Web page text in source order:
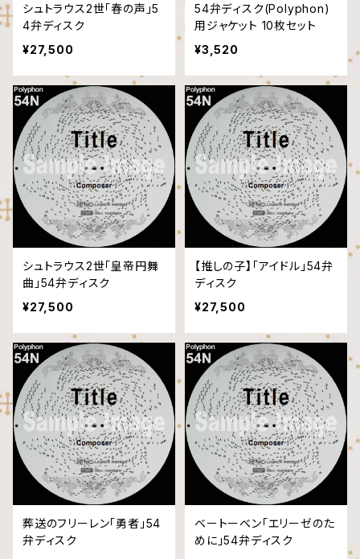
シュトラウス2世「春の声」5
4弁ディスク
¥27,500
54弁ディスク(Polyphon)
用ジャケット 10枚セット
¥3,520
シュトラウス2世「皇帝円舞
曲」54弁ディスク
¥27,500
【推しの子】「アイドル」54弁
ディスク
¥27,500
葬送のフリーレン「勇者」54
弁ディスク
ベートーベン「エリーゼのた
めに」54弁ディスク